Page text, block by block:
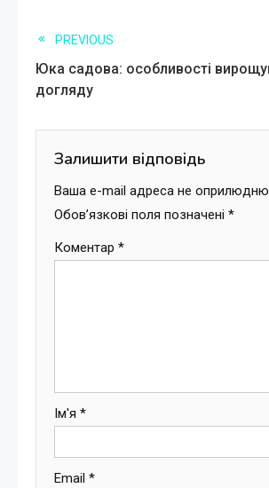
Read
more
articles
PREVIOUS
Юка садова: особливості
догляду
Залишити відповідь
Ваша e-mail адреса не
Обов’язкові поля позначені *
Коментар *
Ім'я *
Email *